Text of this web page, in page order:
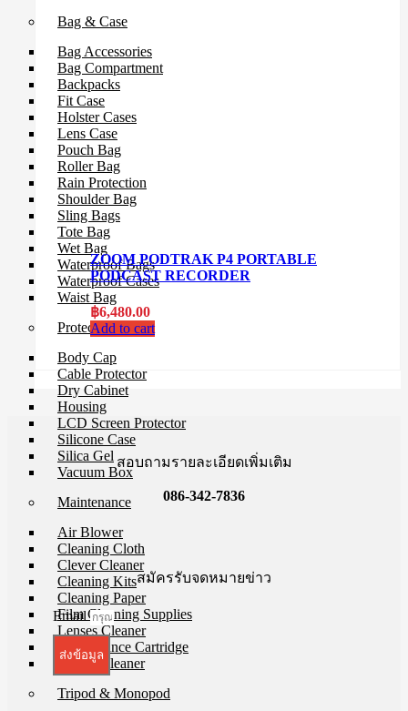
Bag & Case
Bag Accessories
Bag Compartment
Backpacks
Fit Case
Holster Cases
Lens Case
Pouch Bag
Roller Bag
Rain Protection
Shoulder Bag
Sling Bags
Tote Bag
Wet Bag
Waterproof Bags
Waterproof Cases
Waist Bag
Protection Gear
Body Cap
Cable Protector
Dry Cabinet
Housing
LCD Screen Protector
Silicone Case
Silica Gel
Vacuum Box
Maintenance
Air Blower
Cleaning Cloth
Clever Cleaner
Cleaning Kits
Cleaning Paper
Film Cleaning Supplies
Lenses Cleaner
Maintenance Cartridge
Sensor Cleaner
Tripod & Monopod
ZOOM PODTRAK P4 PORTABLE
PODCAST RECORDER
฿6,480.00
Add to cart
สอบถามรายละเอียดเพิ่มเติม
086-342-7836
สมัครรับจดหมายข่าว
Email
ส่งข้อมูล